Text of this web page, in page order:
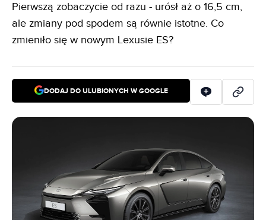
Pierwszą zobaczycie od razu - urósł aż o 16,5 cm,
ale zmiany pod spodem są równie istotne. Co
zmieniło się w nowym Lexusie ES?
DODAJ DO ULUBIONYCH W GOOGLE